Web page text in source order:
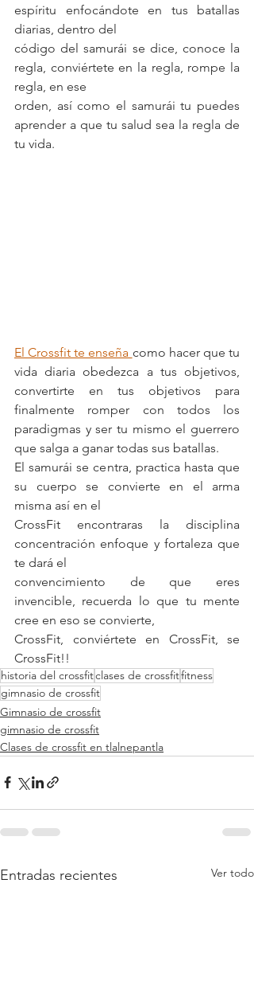
espíritu enfocándote en tus batallas
diarias, dentro del
código del samurái se dice, conoce la
regla, conviértete en la regla, rompe la
regla, en ese
orden, así como el samurái tu puedes
aprender a que tu salud sea la regla de
tu vida.
El Crossfit te enseña como hacer que tu
vida diaria obedezca a tus objetivos,
convertirte en tus objetivos para
finalmente romper con todos los
paradigmas y ser tu mismo el guerrero
que salga a ganar todas sus batallas.
El samurái se centra, practica hasta que
su cuerpo se convierte en el arma
misma así en el
CrossFit encontraras la disciplina
concentración enfoque y fortaleza que
te dará el
convencimiento de que eres
invencible, recuerda lo que tu mente
cree en eso se convierte,
CrossFit, conviértete en CrossFit, se
CrossFit!!
historia del crossfitclases de crossfitfitness
gimnasio de crossfit
Gimnasio de crossfit
gimnasio de crossfit
Clases de crossfit en tlalnepantla
Entradas recientes Ver todo